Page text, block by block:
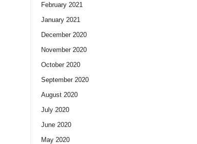
February 2021
January 2021
December 2020
November 2020
October 2020
September 2020
August 2020
July 2020
June 2020
May 2020